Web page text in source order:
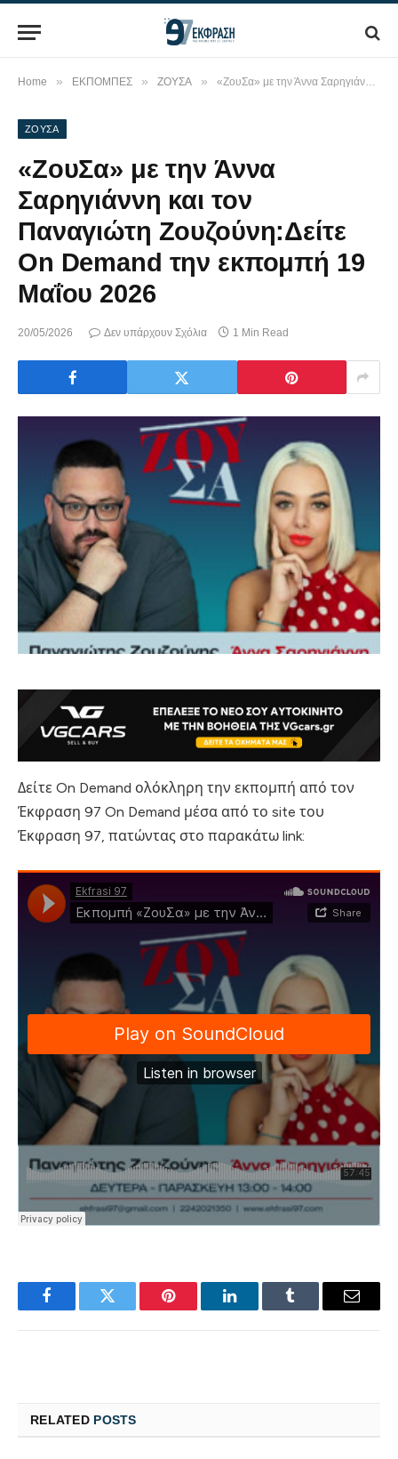
Home » ΕΚΠΟΜΠΕΣ » ΖΟΥΣΑ » «ΖουΣα» με την Άννα Σαρηγιάννη και τον Παναγιώτη Ζουζούνη:Δείτε On Demand την εκπομπή 19 Μαΐου 2026
ΖΟΥΣΑ
«ΖουΣα» με την Άννα
Σαρηγιάννη και τον
Παναγιώτη Ζουζούνη:Δείτε
On Demand την εκπομπή 19
Μαΐου 2026
20/05/2026 Δεν υπάρχουν Σχόλια 1 Min Read
Δείτε On Demand ολόκληρη την εκπομπή από τον
Έκφραση 97 On Demand μέσα από το site του
Έκφραση 97, πατώντας στο παρακάτω link:
FacebookTwitter Pinterest LinkedInTumblr Email
RELATED POSTS